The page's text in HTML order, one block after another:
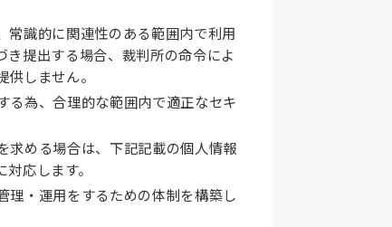
識的に関連性のある範囲内で利用
提出する場合、裁判所の命令によ
しません。
る為、合理的な範囲内で適正なセキ
求める場合は、下記記載の個人情報
応します。
理・運用をするための体制を構築し